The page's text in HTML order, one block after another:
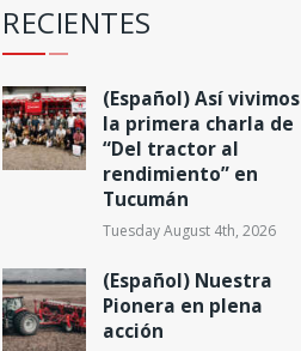
RECIENTES
(Español) Así vivimos
la primera charla de
“Del tractor al
rendimiento” en
Tucumán
Tuesday August 4th, 2026
(Español) Nuestra
Pionera en plena
acción